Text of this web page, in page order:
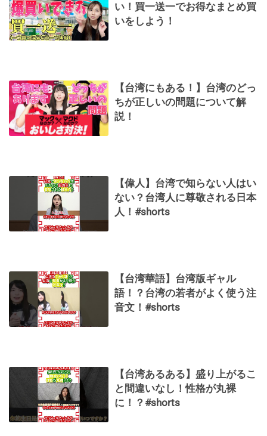
い！買一送一でお得なまとめ買
いをしよう！
【台湾にもある！】台湾のどっ
ちが正しいの問題について解
説！
【偉人】台湾で知らない人はい
ない？台湾人に尊敬される日本
人！#shorts
【台湾華語】台湾版ギャル
語！？台湾の若者がよく使う注
音文！#shorts
【台湾あるある】盛り上がるこ
と間違いなし！性格が丸裸
に！？#shorts